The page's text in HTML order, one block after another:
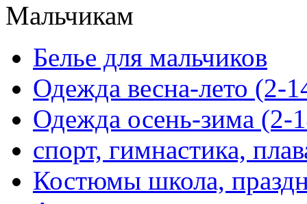
Мальчикам
Белье для мальчиков
Одежда весна-лето (2-
Одежда осень-зима (2-
спорт, гимнастика,
Костюмы школа,